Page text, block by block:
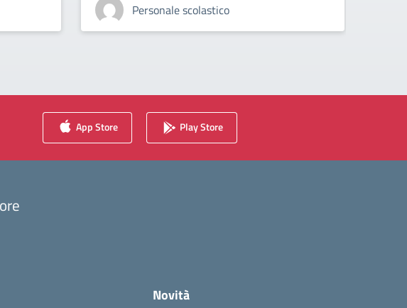
Personale scolastico
App Store Play Store
Novità